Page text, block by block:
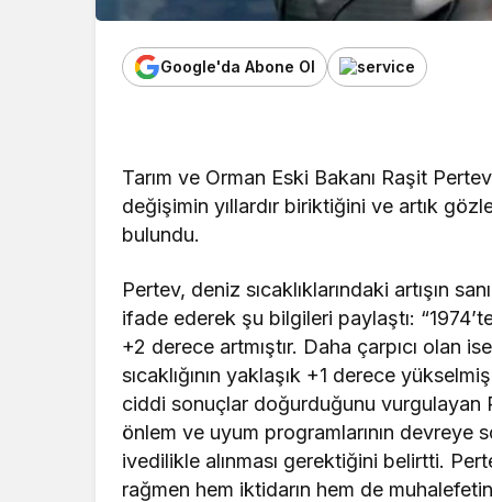
Google'da Abone Ol
Tarım ve Orman Eski Bakanı Raşit
değişimin yıllardır biriktiğini ve artık
bulundu.
Pertev, deniz sıcaklıklarındaki artışın
ifade ederek şu bilgileri paylaştı:
+2 derece artmıştır. Daha çarpıcı olan
sıcaklığının yaklaşık +1 derece
ciddi sonuçlar doğurduğunu vurgulayan
önlem ve uyum programlarının devreye
ivedilikle alınması gerektiğini belirtti.
rağmen hem iktidarın hem de